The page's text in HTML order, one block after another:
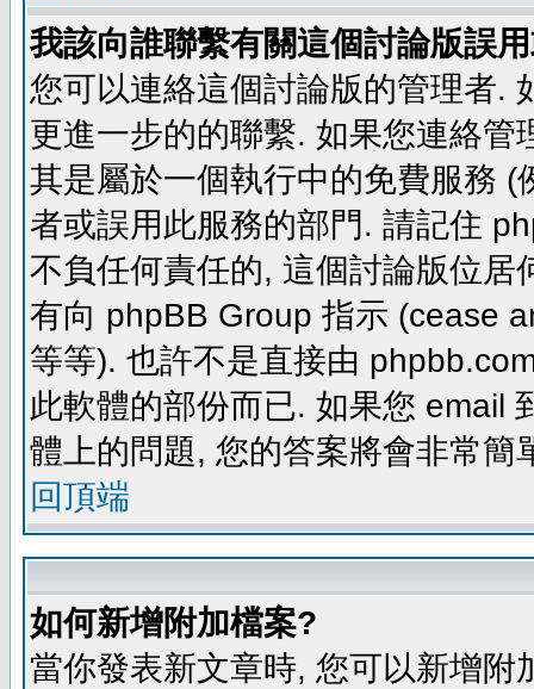
我該向誰聯繫有關這個討論版誤
您可以連絡這個討論版的管理者.
更進一步的的聯繫. 如果您連絡
其是屬於一個執行中的免費服務
者或誤用此服務的部門. 請記住
不負任何責任的, 這個討論版位
有向 phpBB Group 指示 (cease
等等). 也許不是直接由
此軟體的部份而已. 如果您 email
體上的問題, 您的答案將會非常簡
回頂端
如何新增附加檔案?
當你發表新文章時, 您可以新增